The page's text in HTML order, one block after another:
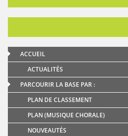
ACCUEIL
ACTUALITÉS
PARCOURIR LA BASE PAR :
PLAN DE CLASSEMENT
PLAN (MUSIQUE CHORALE)
NOUVEAUTÉS